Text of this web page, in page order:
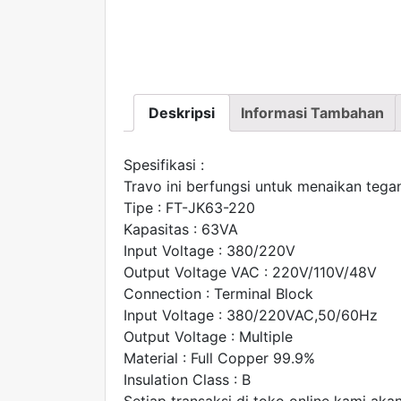
Deskripsi Informasi Tambahan
Spesifikasi :
Travo ini berfungsi untuk menaikan
Tipe : FT-JK63-220
Kapasitas : 63VA
Input Voltage : 380/220V
Output Voltage VAC : 220V/110V/48V
Connection : Terminal Block
Input Voltage : 380/220VAC,50/60Hz
Output Voltage : Multiple
Material : Full Copper 99.9%
Insulation Class : B